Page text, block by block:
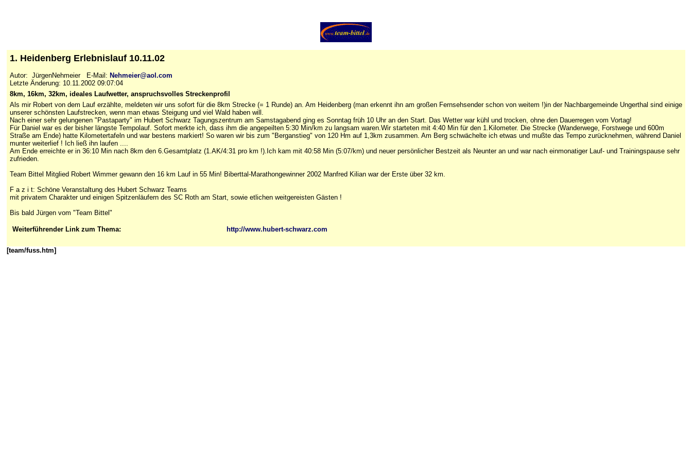
1. Heidenberg Erlebnislauf 10.11.02
Autor: JürgenNehmeier E-Mail: Nehmeier@aol.com
Letzte Änderung: 10.11.2002 09:07:04
8km, 16km, 32km, ideales Laufwetter, anspruchsvolles Streckenprofil
Als mir Robert von dem Lauf erzählte, meldeten wir uns sofort für die 8km Strecke (= 1 Runde) an. Am Heidenberg (man erkennt ihn am großen Fernsehsender schon von weitem !)in der Nachbargemeinde Ungerthal sind einige
unserer schönsten Laufstrecken, wenn man etwas Steigung und viel Wald haben will.
Nach einer sehr gelungenen "Pastaparty" im Hubert Schwarz Tagungszentrum am Samstagabend ging es Sonntag früh 10 Uhr an den Start. Das Wetter war kühl und trocken, ohne den Dauerregen vom Vortag!
Für Daniel war es der bisher längste Tempolauf. Sofort merkte ich, dass ihm die angepeilten 5:30 Min/km zu langsam waren.Wir starteten mit 4:40 Min für den 1.Kilometer. Die Strecke (Wanderwege, Forstwege und 600m
Straße am Ende) hatte Kilometertafeln und war bestens markiert! So waren wir bis zum "Berganstieg" von 120 Hm auf 1,3km zusammen. Am Berg schwächelte ich etwas und mußte das Tempo zurücknehmen, während Daniel
munter weiterlief ! Ich ließ ihn laufen ....
Am Ende erreichte er in 36:10 Min nach 8km den 6.Gesamtplatz (1.AK/4:31 pro km !).Ich kam mit 40:58 Min (5:07/km) und neuer persönlicher Bestzeit als Neunter an und war nach einmonatiger Lauf- und Trainingspause sehr
zufrieden.
Team Bittel Mitglied Robert Wimmer gewann den 16 km Lauf in 55 Min! Biberttal-Marathongewinner 2002 Manfred Kilian war der Erste über 32 km.
F a z i t: Schöne Veranstaltung des Hubert Schwarz Teams
mit privatem Charakter und einigen Spitzenläufern des SC Roth am Start, sowie etlichen weitgereisten Gästen !
Bis bald Jürgen vom "Team Bittel"
Weiterführender Link zum Thema: http://www.hubert-schwarz.com
[team/fuss.htm]